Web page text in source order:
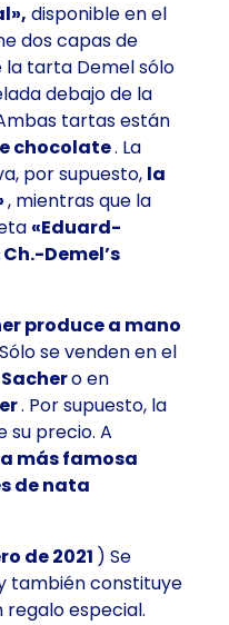
disponible en el
dos capas de
la tarta Demel sólo
debajo de la
tartas están
chocolate. La
por supuesto, la
, mientras que la
«Eduard-
Demel’s
produce a mano
se venden en el
o en
. Por supuesto, la
su precio. A
más famosa
de nata
de 2021 ) Se
también constituye
regalo especial.